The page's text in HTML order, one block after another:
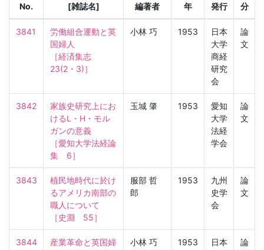
No.
[雑誌名]
編著者
年
発行
分
3841
労働組合運動と英
国婦人
［経済集志
23(2・3)］
小林 巧 1953
日本
大学
商経
研究
会
論
文
3842
家族史研究上にお
けるL・H・モル
ガンの意義
［愛知大学法経論
集　6］
玉城 肇 1953
愛知
大学
法経
学会
論
文
3843
植民地時代に於け
るアメリカ南部の
職人について
［史淵　55］
服部 哲
郎
1953
九州
史学
会
論
文
3844
産業革命と英国婦
小林 巧 1953
日本
論